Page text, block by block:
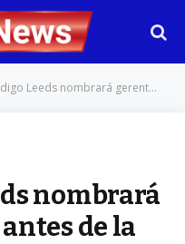
nombrará gerente general antes de la apertura
nombrará
de la